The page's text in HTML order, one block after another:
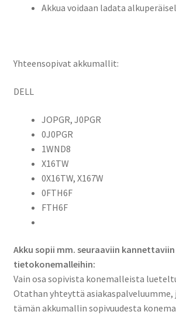
Pol
5500mAh
JOPGR,
0J0PGR
1WND8,
X16TW,
0X16TW,
FTH6F
määrä
Akkua voidaan ladata
Yhteensopivat akkumallit:
DELL
JOPGR, J0PGR
0J0PGR
1WND8
X16TW
0X16TW, X167W
0FTH6F
FTH6F
Akku sopii mm. seuraaviin kannettaviin
tietokonemalleihin:
Vain osa sopivista konemalleista
Otathan yhteyttä asiakaspalveluumme,
tämän akkumallin sopivuudesta